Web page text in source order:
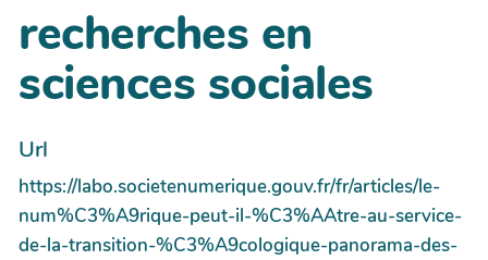
recherches en
sciences sociales
Url
https://labo.societenumerique.gouv.fr/fr/articles/le-
num%C3%A9rique-peut-il-%C3%AAtre-au-service-
de-la-transition-%C3%A9cologique-panorama-des-